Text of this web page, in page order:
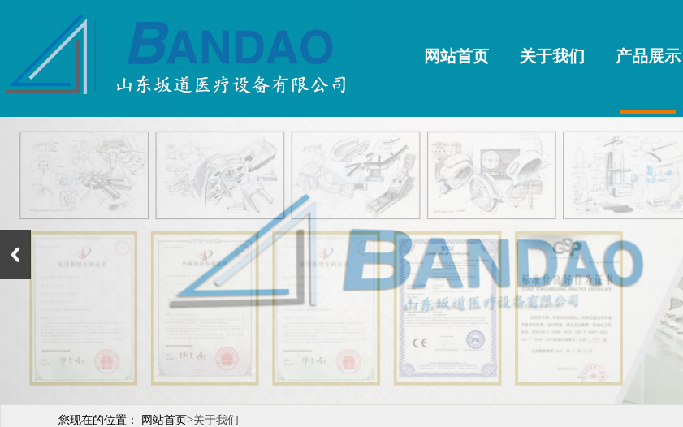
网站首页 关于我们 产品展示
您现在的位置： 网站首页>关于我们